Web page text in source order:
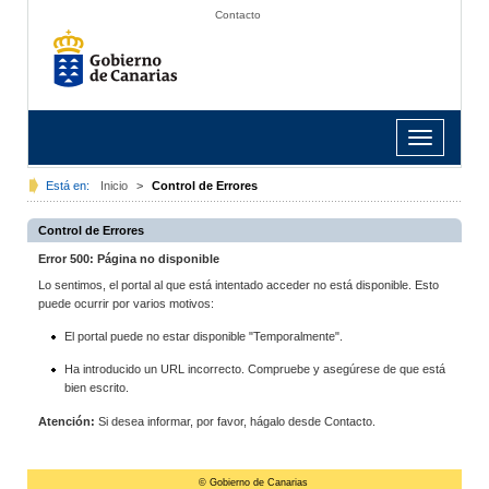
Contacto
Toggle
navigation
Está en: Inicio > Control de Errores
Control de Errores
Error 500: Página no disponible
Lo sentimos, el portal al que está intentado acceder no está disponible. Esto
puede ocurrir por varios motivos:
El portal puede no estar disponible "Temporalmente".
Ha introducido un URL incorrecto. Compruebe y asegúrese de que está
bien escrito.
Atención: Si desea informar, por favor, hágalo desde Contacto.
© Gobierno de Canarias